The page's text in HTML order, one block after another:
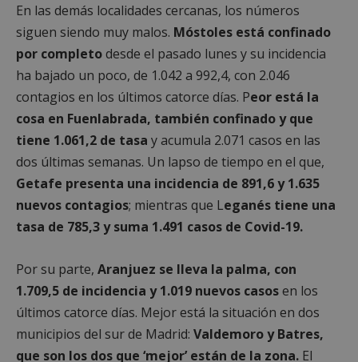
En las demás localidades cercanas, los números
siguen siendo muy malos. Móstoles está confinado
por completodesde el pasado lunes y su incidencia
ha bajado un poco, de 1.042 a 992,4, con 2.046
contagios en los últimos catorce días. Peor está la
cosa en Fuenlabrada, también confinado y que
tiene 1.061,2 de tasa y acumula 2.071 casos en las
dos últimas semanas. Un lapso de tiempo en el que,
Getafe presenta una incidencia de 891,6 y 1.635
nuevos contagios; mientras que Leganés tiene una
tasa de 785,3 y suma 1.491 casos de Covid-19.
Por su parte, Aranjuez se lleva la palma, con
1.709,5 de incidencia y 1.019 nuevos casosen los
últimos catorce días. Mejor está la situación en dos
municipios del sur de Madrid: Valdemoro y Batres,
que son los dos que ‘mejor’ están de la zona. El
AWSALBCORS
Amazon.com
Inc.
Google
Privacy Policy